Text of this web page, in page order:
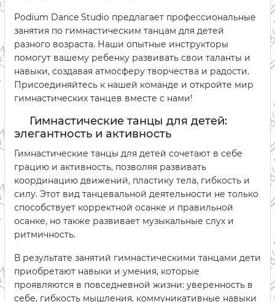
Podium Dance Studio предлагает профессиональные
занятия по гимнастическим танцам для детей
разного возраста. Наши опытные инструкторы
помогут вашему ребенку развивать свои таланты и
навыки, создавая атмосферу творчества и радости.
Присоединяйтесь к нашей команде и откройте мир
гимнастических танцев вместе с нами!
Гимнастические танцы для детей:
элегантность и активность
Гимнастические танцы для детей сочетают в себе
грацию и активность, позволяя развивать
координацию движений, пластику тела, гибкость и
силу. Этот вид танцевальной деятельности не только
способствует корректной осанке и правильной
осанке, но также развивает музыкальные слух и
ритмичность.
В результате занятий гимнастическими танцами дети
приобретают навыки и умения, которые
проявляются в повседневной жизни: уверенность в
себе, гибкость мышления, коммуникативные навыки